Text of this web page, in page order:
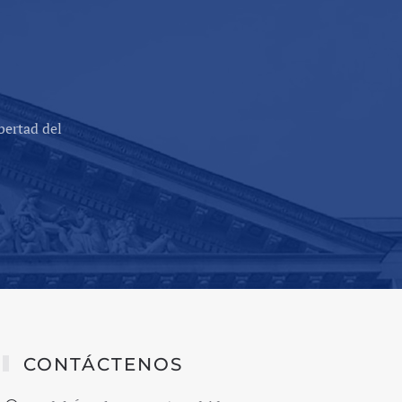
del
CONTÁCTENOS